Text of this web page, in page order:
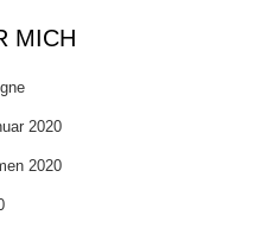
MICH
2020
2020